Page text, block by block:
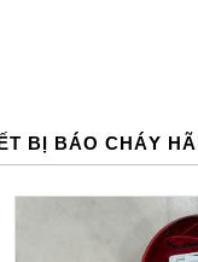
BỊ BÁO CHÁY